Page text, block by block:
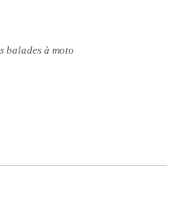
balades à moto